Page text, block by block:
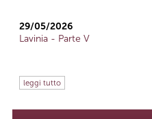
29/05/2026
Lavinia - Parte V
leggi tutto